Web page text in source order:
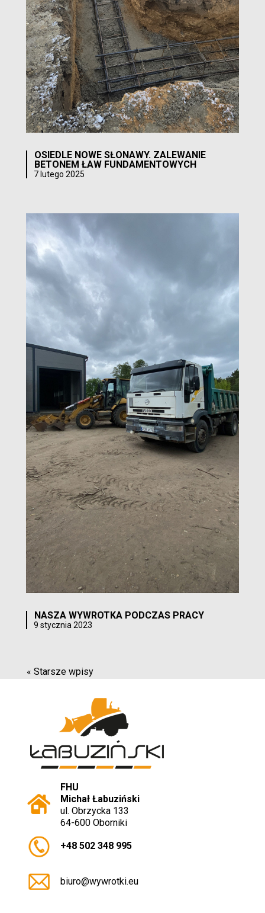
OSIEDLE NOWE SŁONAWY. ZALEWANIE
BETONEM ŁAW FUNDAMENTOWYCH
7 lutego 2025
NASZA WYWROTKA PODCZAS PRACY
9 stycznia 2023
« Starsze wpisy
FHU
Michał Łabuziński
ul. Obrzycka 133
64-600 Oborniki
+48 502 348 995
biuro@wywrotki.eu